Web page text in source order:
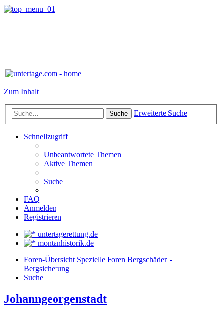
Zum Inhalt
Suche Erweiterte Suche
Schnellzugriff
Unbeantwortete Themen
Aktive Themen
Suche
FAQ
Anmelden
Registrieren
untertagerettung.de
montanhistorik.de
Foren-Übersicht Spezielle Foren Bergschäden -
Bergsicherung
Suche
Johanngeorgenstadt